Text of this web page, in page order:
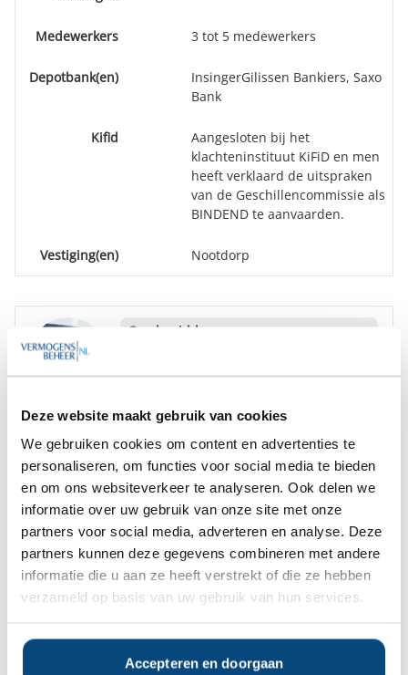
Deze website maakt gebruik van cookies
We gebruiken cookies om content en advertenties te
personaliseren, om functies voor social media te bieden
en om ons websiteverkeer te analyseren. Ook delen we
informatie over uw gebruik van onze site met onze
partners voor social media, adverteren en analyse. Deze
partners kunnen deze gegevens combineren met andere
informatie die u aan ze heeft verstrekt of die ze hebben
verzameld op basis van uw gebruik van hun services.
Accepteren en doorgaan
Medewerkers 3 tot 5 medewerkers
Depotbank(en)
InsingerGilissen Bankiers, Saxo
Bank
Kifid
Aangesloten bij het
klachteninstituut KiFiD en men
heeft verklaard de uitspraken
van de Geschillencommissie als
BINDEND te aanvaarden.
Vestiging(en) Nootdorp
Goedemiddag,
Bent u hier mogelijk in geïnteresseerd?
Nee
Ja
Op zoek naar de beste
vermogensbeheerder?
Bent u op zoek naar de voor u beste
vermogensbeheerder?
SelectieRapport aan. Per e-mail ontvangt u
een selectie van goede vermogensbeheerders die het